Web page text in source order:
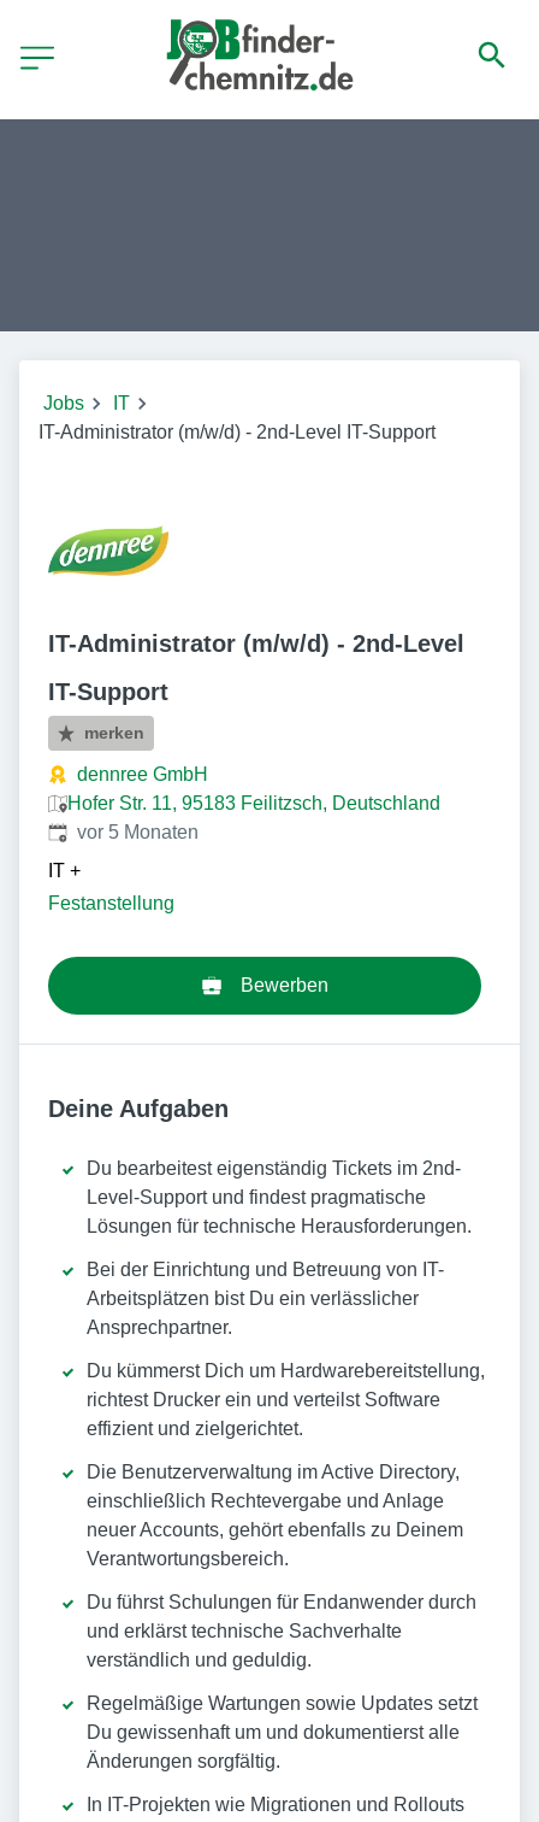
Jobs
IT
IT-Administrator (m/w/d) - 2nd-Level IT-Support
IT-Administrator (m/w/d) - 2nd-Level
IT-Support
merken
dennree GmbH
Hofer Str. 11, 95183 Feilitzsch, Deutschland
Veröffentlicht:
vor 5 Monaten
IT +
Festanstellung
Bewerben
Deine Aufgaben
Du bearbeitest eigenständig Tickets im 2nd-
Level-Support und findest pragmatische
Lösungen für technische Herausforderungen.
Bei der Einrichtung und Betreuung von IT-
Arbeitsplätzen bist Du ein verlässlicher
Ansprechpartner.
Du kümmerst Dich um Hardwarebereitstellung,
richtest Drucker ein und verteilst Software
effizient und zielgerichtet.
Die Benutzerverwaltung im Active Directory,
einschließlich Rechtevergabe und Anlage
neuer Accounts, gehört ebenfalls zu Deinem
Verantwortungsbereich.
Du führst Schulungen für Endanwender durch
und erklärst technische Sachverhalte
verständlich und geduldig.
Regelmäßige Wartungen sowie Updates setzt
Du gewissenhaft um und dokumentierst alle
Änderungen sorgfältig.
In IT-Projekten wie Migrationen und Rollouts